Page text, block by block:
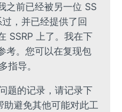
之前已经被另一位 SS
，并已经提供了回
SSRP 上了。我在下
考。您可以在复现包
指导。
题的记录，请记录下
避免其他可能对此工